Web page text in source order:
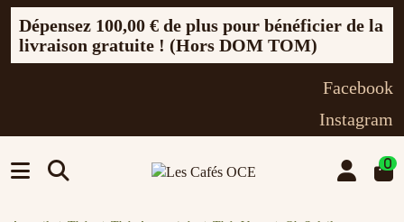
Dépensez 100,00 € de plus pour bénéficier de la
livraison gratuite ! (Hors DOM TOM)
Facebook
Instagram
0